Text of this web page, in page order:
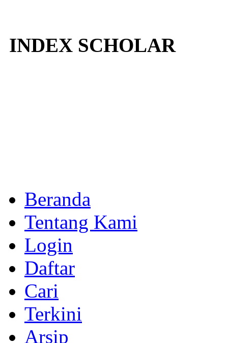
INDEX SCHOLAR
Beranda
Tentang Kami
Login
Daftar
Cari
Terkini
Arsip